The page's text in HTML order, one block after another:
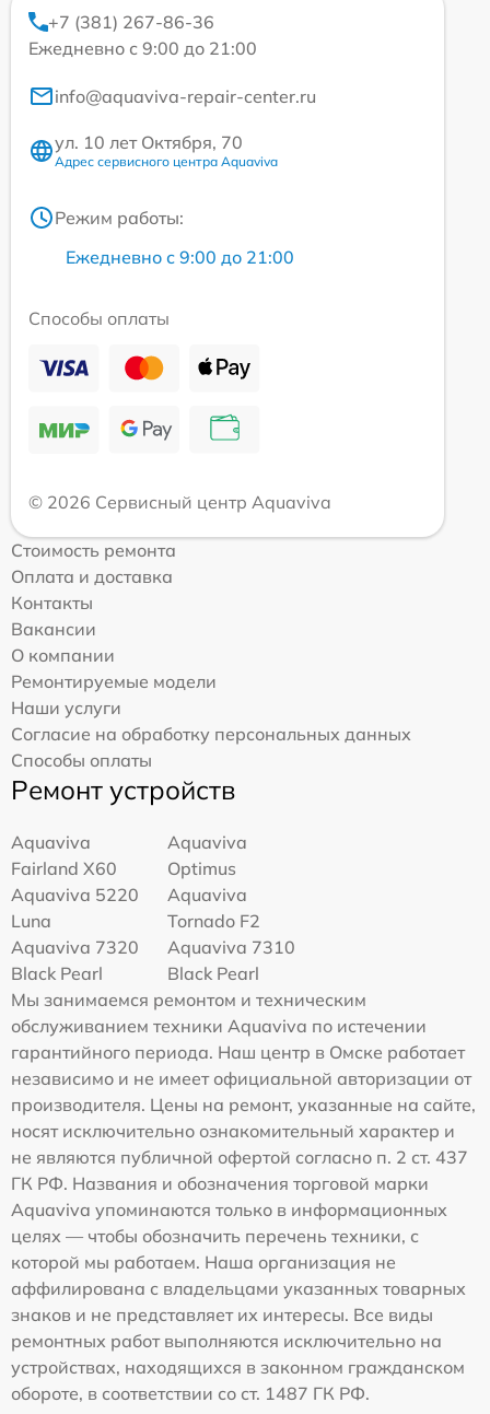
+7 (381) 267-86-36
Ежедневно с 9:00 до 21:00
info@aquaviva-repair-center.ru
ул. 10 лет Октября, 70
Адрес сервисного центра Aquaviva
Режим работы:
Ежедневно с 9:00 до 21:00
Способы оплаты
© 2026 Сервисный центр Aquaviva
Стоимость ремонта
Оплата и доставка
Контакты
Вакансии
О компании
Ремонтируемые модели
Наши услуги
Согласие на обработку персональных данных
Способы оплаты
Ремонт устройств
Aquaviva
Fairland X60
Aquaviva
Optimus
Aquaviva 5220
Luna
Aquaviva
Tornado F2
Aquaviva 7320
Black Pearl
Aquaviva 7310
Black Pearl
Мы занимаемся ремонтом и техническим
обслуживанием техники Aquaviva по истечении
гарантийного периода. Наш центр в Омске работает
независимо и не имеет официальной авторизации от
производителя. Цены на ремонт, указанные на сайте,
носят исключительно ознакомительный характер и
не являются публичной офертой согласно п. 2 ст. 437
ГК РФ. Названия и обозначения торговой марки
Aquaviva упоминаются только в информационных
целях — чтобы обозначить перечень техники, с
которой мы работаем. Наша организация не
аффилирована с владельцами указанных товарных
знаков и не представляет их интересы. Все виды
ремонтных работ выполняются исключительно на
устройствах, находящихся в законном гражданском
обороте, в соответствии со ст. 1487 ГК РФ.